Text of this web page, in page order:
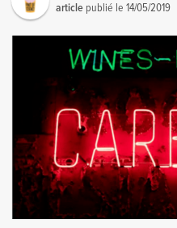
article publié le14/05/2019